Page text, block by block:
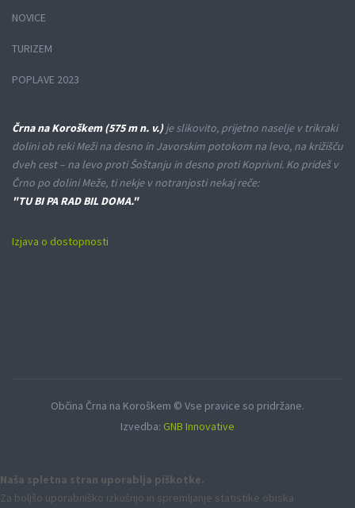
NOVICE
TURIZEM
POPLAVE 2023
Črna na Koroškem (575 m n. v.)je slikovito, prijetno naselje v trikraki
dolini ob reki Meži na desno in Javorskim potokom na levo, na križišču
dveh cest – na levo proti Šoštanju in desno proti Koprivni. Ko prideš v
Črno po dolini Meže, ti nekje v notranjosti nekaj reče:
"TU BI PA RAD BIL DOMA."
Izjava o dostopnosti
Občina Črna na Koroškem © Vse pravice so pridržane.
Izvedba: GNB Innovative
Naša spletna stran uporablja piškotke.
Za boljšo uporabniško izkušnjo in spremljanje statistike obiska